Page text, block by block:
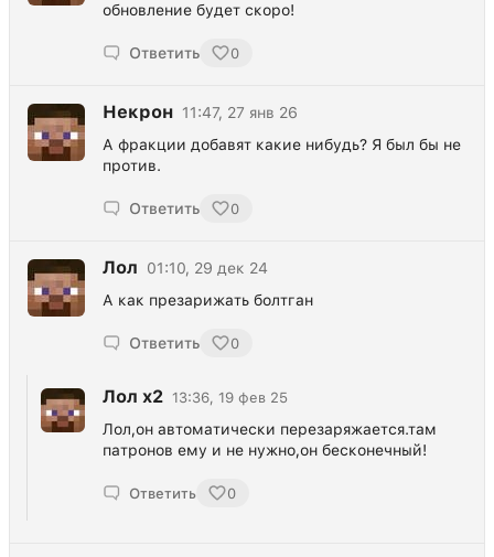
обновление будет скоро!
Ответить 0
Некрон 11:47, 27 янв 26
А фракции добавят какие нибудь? Я был бы не
против.
Ответить 0
Лол
01:10, 29 дек 24
А как презарижать болтган
Ответить 0
Лол x2 13:36, 19 фев 25
Лол,он автоматически перезаряжается.там
патронов ему и не нужно,он бесконечный!
Ответить 0